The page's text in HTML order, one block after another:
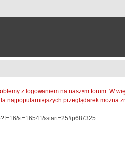
z logowaniem na naszym forum. W
najpopularniejszych przeglądarek można